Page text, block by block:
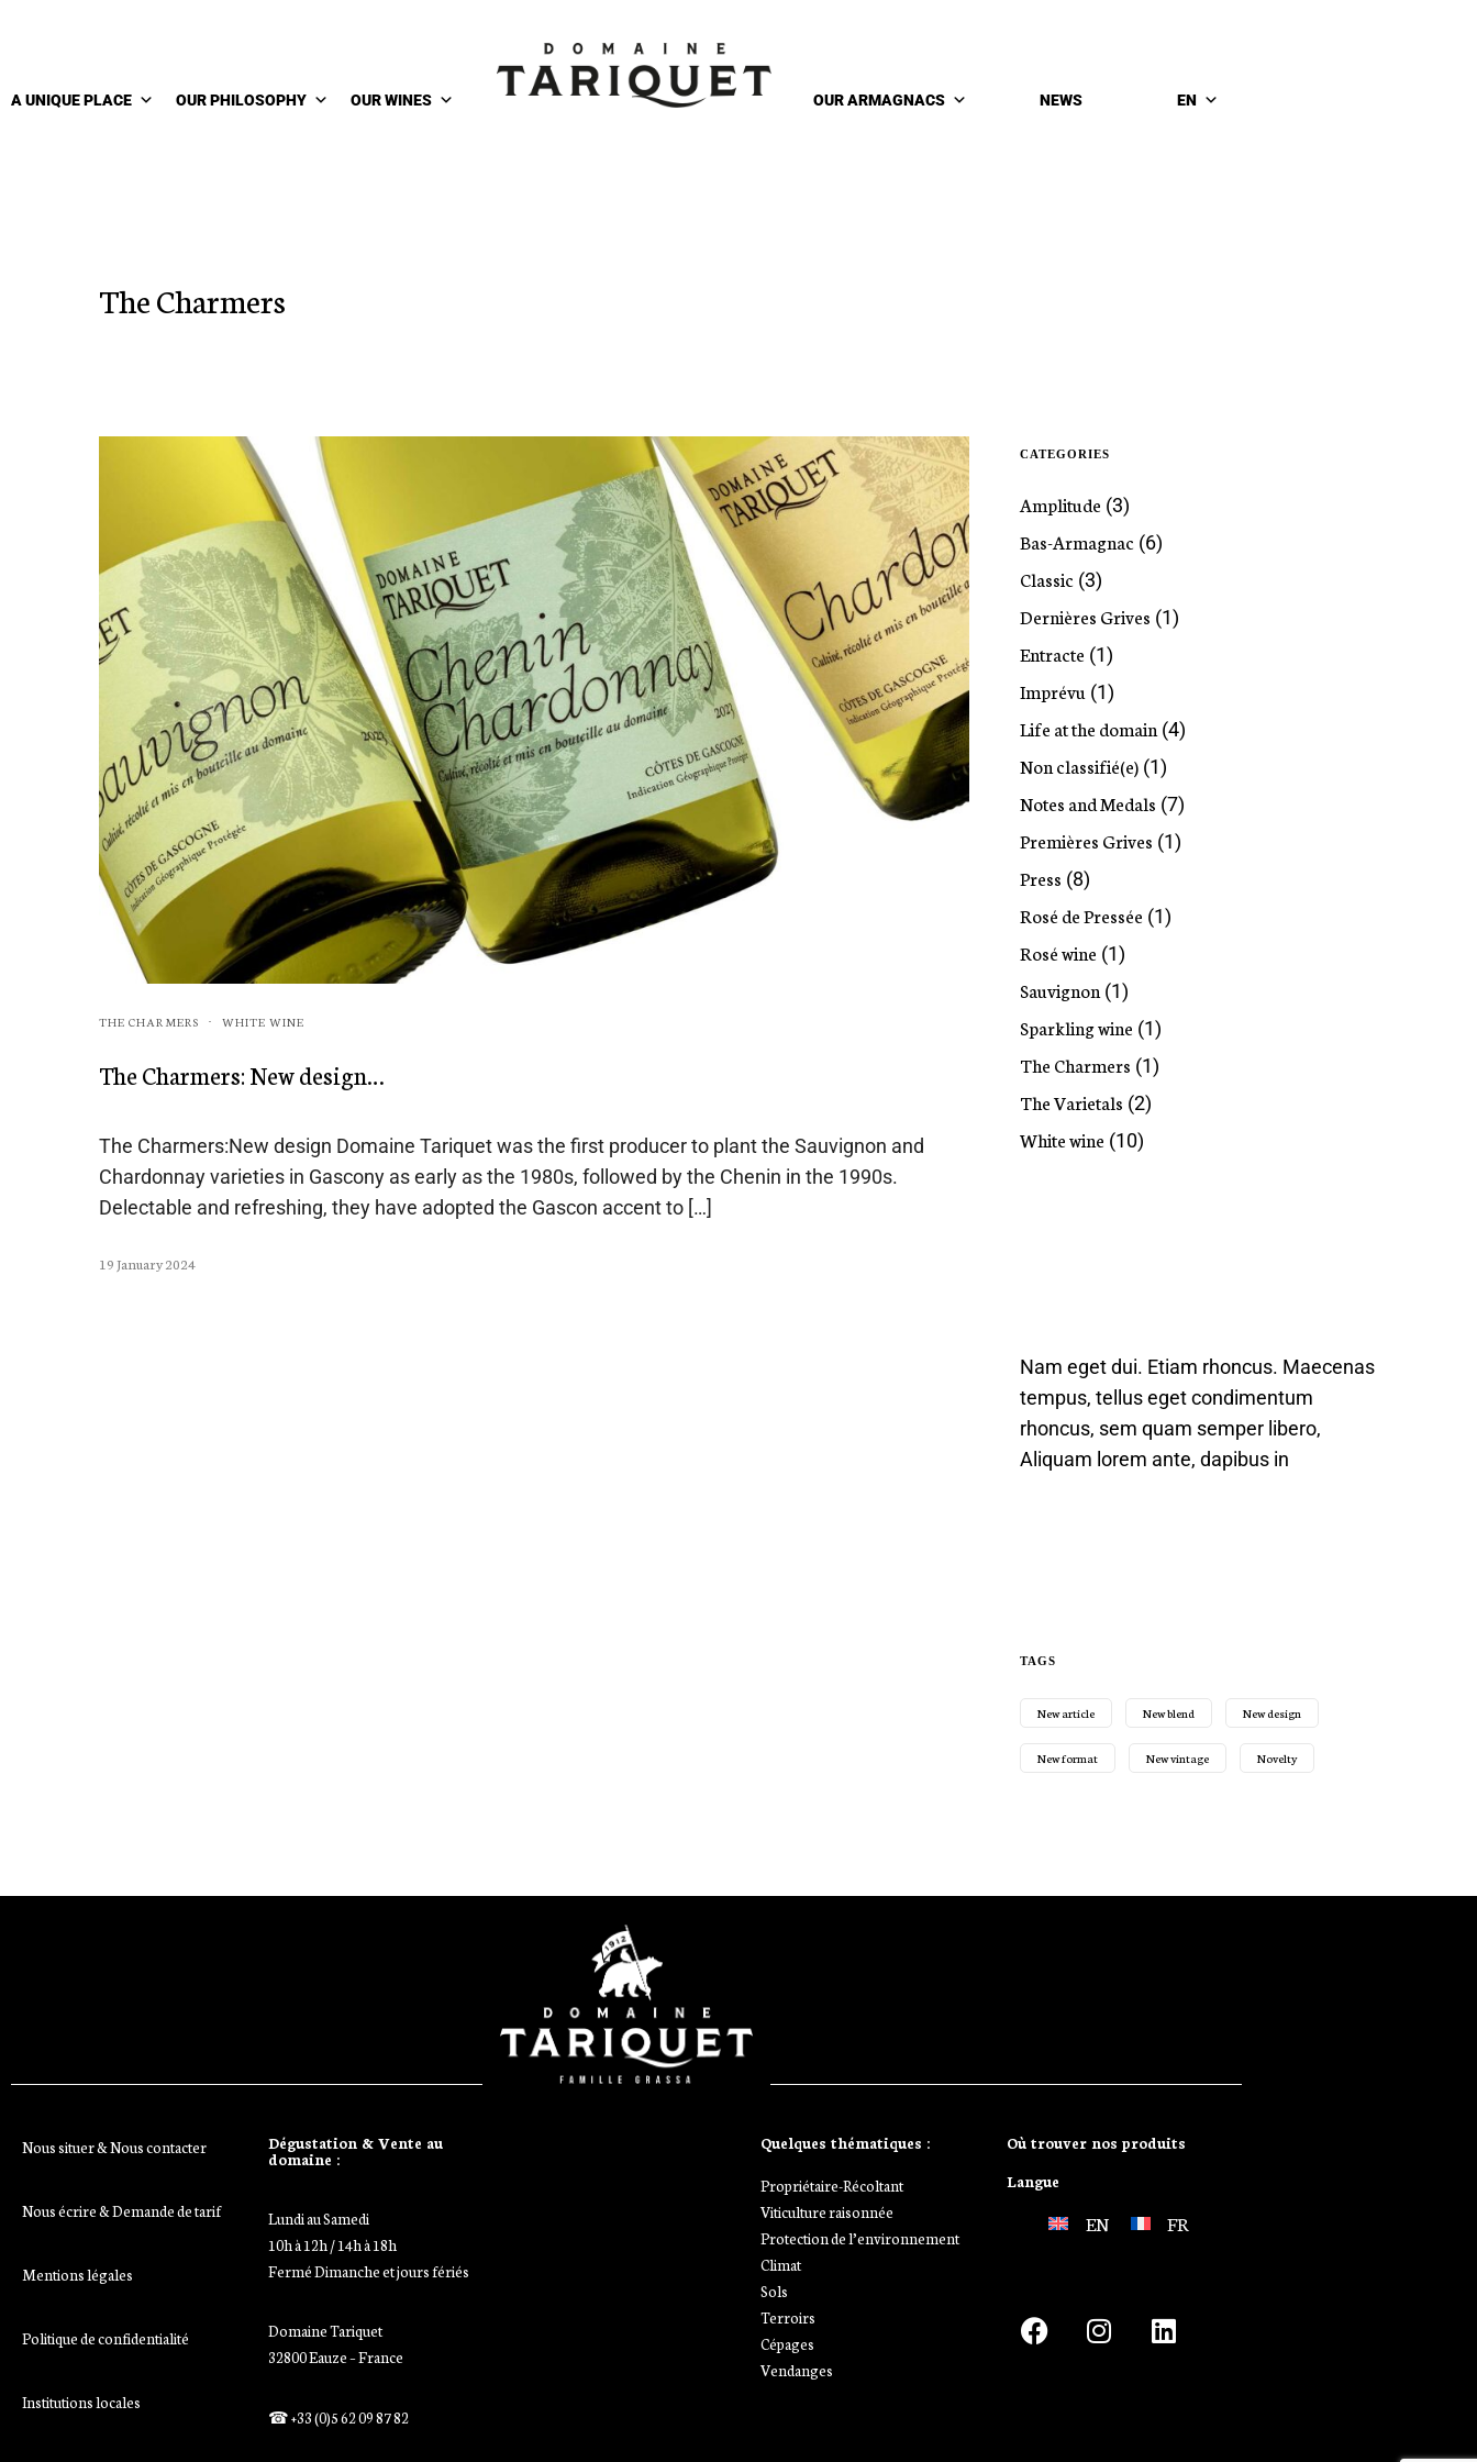
A UNIQUE PLACE OUR PHILOSOPHY OUR WINES OUR ARMAGNACS NEWS EN
The Charmers
THE CHARMERS · WHITE WINE
The Charmers: New design…
The Charmers:New design Domaine Tariquet was the first producer to plant the Sauvignon and
Chardonnay varieties in Gascony as early as the 1980s, followed by the Chenin in the 1990s.
Delectable and refreshing, they have adopted the Gascon accent to […]
19 January 2024
CATEGORIES
Amplitude (3)
Bas-Armagnac (6)
Classic (3)
Dernières Grives (1)
Entracte (1)
Imprévu (1)
Life at the domain (4)
Non classifié(e) (1)
Notes and Medals (7)
Premières Grives (1)
Press (8)
Rosé de Pressée (1)
Rosé wine (1)
Sauvignon (1)
Sparkling wine (1)
The Charmers (1)
The Varietals (2)
White wine (10)
Nam eget dui. Etiam rhoncus. Maecenas
tempus, tellus eget condimentum
rhoncus, sem quam semper libero,
Aliquam lorem ante, dapibus in
TAGS
New article New blend New design
New format New vintage Novelty
Nous situer & Nous contacter
Nous écrire & Demande de tarif
Mentions légales
Politique de confidentialité
Institutions locales
Dégustation & Vente au
domaine :
Lundi au Samedi
10h à 12h / 14h à 18h
Fermé Dimanche et jours fériés
Domaine Tariquet
32800 Eauze – France
☎ +33 (0)5 62 09 87 82
Quelques thématiques :
Propriétaire-Récoltant
Viticulture raisonnée
Protection de l’environnement
Climat
Sols
Terroirs
Cépages
Vendanges
Où trouver nos produits
Langue
EN FR